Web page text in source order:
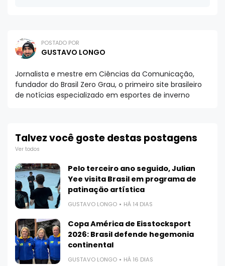
POSTADO POR
GUSTAVO LONGO
Jornalista e mestre em Ciências da Comunicação,
fundador do Brasil Zero Grau, o primeiro site brasileiro
de notícias especializado em esportes de inverno
Talvez você goste destas postagens
Ver todos
Pelo terceiro ano seguido, Julian
Yee visita Brasil em programa de
patinação artística
GUSTAVO LONGO HÁ 14 DIAS
Copa América de Eisstocksport
2026: Brasil defende hegemonia
continental
GUSTAVO LONGO HÁ 16 DIAS